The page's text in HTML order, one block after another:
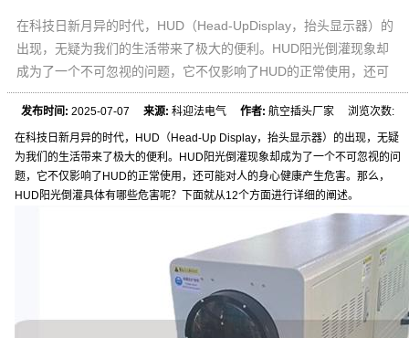
在科技日新月异的时代，HUD（Head-UpDisplay，抬头显示器）的
出现，无疑为我们的生活带来了极大的便利。HUD阳光倒灌现象却
成为了一个不可忽视的问题，它不仅影响了HUD的正常使用，还可
发布时间: 2025-07-07来源: 科迎法电气作者: 航空插头厂家 浏览次数:
在科技日新月异的时代，HUD（Head-Up Display，抬头显示器）的出现，无疑
为我们的生活带来了极大的便利。HUD阳光倒灌现象却成为了一个不可忽视的问
题，它不仅影响了HUD的正常使用，还可能对人的身心健康产生危害。那么，
HUD阳光倒灌具体有哪些危害呢？下面就从12个方面进行详细的阐述。